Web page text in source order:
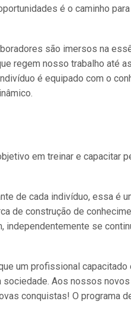
é o caminho
são imersos na
regem nosso trabalho até
é equipado com o
em treinar e capacitar
de cada indivíduo, essa é
de construção de
independentemente se
um profissional capacitado
sociedade. Aos nossos
conquistas! O programa